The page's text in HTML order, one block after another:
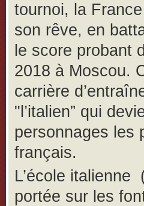
tournoi, la
son rêve, en
le score probant
2018 à Moscou.
carrière
"l’italien” qui
personnages les
français.
L’école italienne
portée sur les